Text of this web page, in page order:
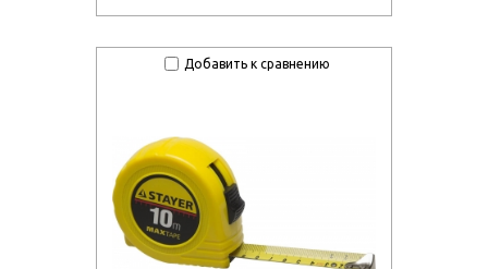
Добавить к сравнению